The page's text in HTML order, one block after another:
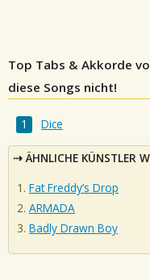
Top Tabs & Akkorde
diese Songs nicht!
Dice
ÄHNLICHE KÜNSTLER
Fat Freddy’s Drop
ARMADA
Badly Drawn Boy